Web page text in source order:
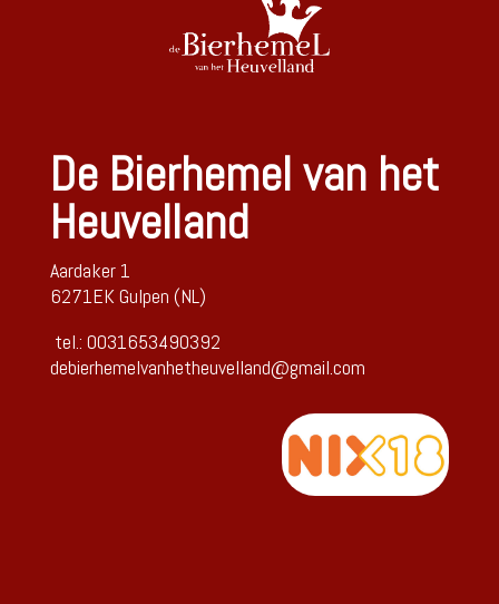
De Bierhemel van het
Heuvelland
Aardaker 1
6271EK Gulpen (NL)
tel.: 0031653490392
debierhemelvanhetheuvelland@gmail.com